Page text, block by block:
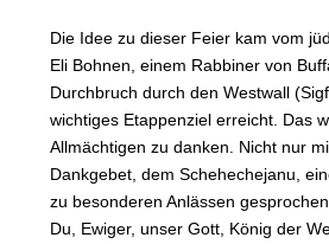
Die Idee zu dieser Feier kam vom
Eli Bohnen, einem Rabbiner von
Durchbruch durch den Westwall
wichtiges Etappenziel erreicht. Das
Allmächtigen zu danken. Nicht nur
Dankgebet, dem Schehechejanu,
zu besonderen Anlässen
Du, Ewiger, unser Gott, König der